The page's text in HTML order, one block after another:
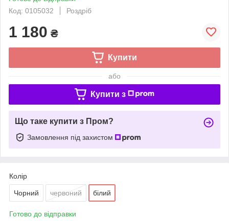
Код: 0105032
Роздріб
1 180 ₴
Купити
або
Купити з
Що таке купити з Пром?
Замовлення під захистом
Колір
Чорний червоний білий
Готово до відправки